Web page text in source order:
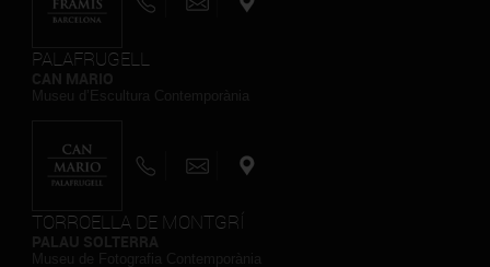
PALAFRUGELL
TORROELLA DE MONTGRÍ